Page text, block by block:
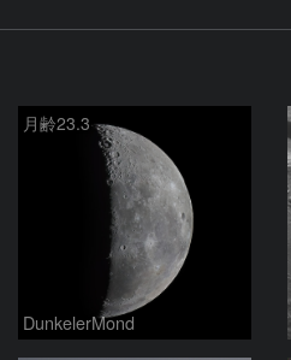
月齢23.3
DunkelerMond